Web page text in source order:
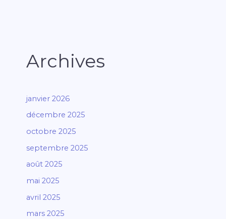
Archives
janvier 2026
décembre 2025
octobre 2025
septembre 2025
août 2025
mai 2025
avril 2025
mars 2025